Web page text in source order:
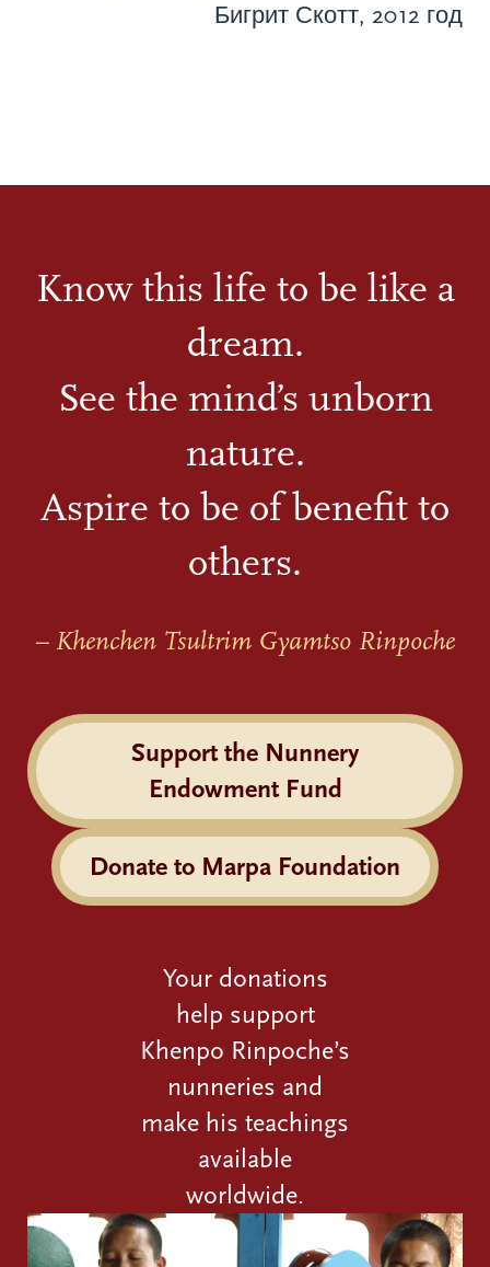
Бигрит Скотт, 2012 год
Know this life to be like a
dream.
See the mind’s unborn
nature.
Aspire to be of benefit to
others.
– Khenchen Tsultrim Gyamtso Rinpoche
Support the Nunnery
Endowment Fund
Donate to Marpa Foundation
Your donations
help support
Khenpo Rinpoche’s
nunneries and
make his teachings
available
worldwide.